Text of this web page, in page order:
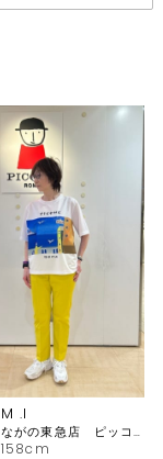
158cm
M .I
ながの東急店 ピッコーネ・ピッコーネクラブ